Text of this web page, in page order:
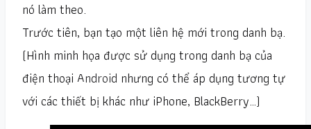
nó làm theo.
Trước tiên, bạn tạo một liên hệ mới trong danh bạ.
(Hình minh họa được sử dụng trong danh bạ của
điện thoại Android nhưng có thể áp dụng tương tự
với các thiết bị khác như iPhone, BlackBerry…)